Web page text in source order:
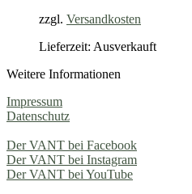
zzgl. Versandkosten
Lieferzeit: Ausverkauft
Weitere Informationen
Impressum
Datenschutz
Der VANT bei Facebook
Der VANT bei Instagram
Der VANT bei YouTube